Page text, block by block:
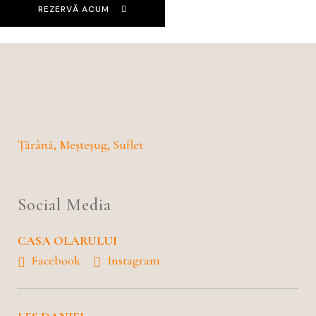
REZERVĂ ACUM
Țărână, Meșteșug, Suflet
Social Media
CASA OLARULUI
Facebook
Instagram